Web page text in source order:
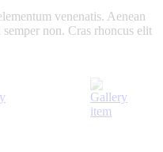
venenatis. Aenean
non. Cras rhoncus elit